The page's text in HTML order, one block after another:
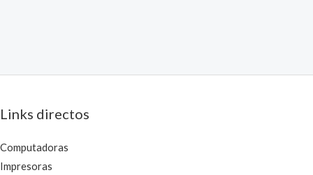
Links directos
Computadoras
Impresoras